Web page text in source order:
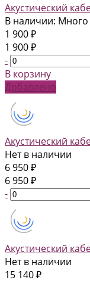
Акустический
В наличии: Много
1 900 ₽
1 900 ₽
-
В корзину
Добавлено
Акустический
Нет в наличии
6 950 ₽
6 950 ₽
-
Акустический
Нет в наличии
15 140 ₽